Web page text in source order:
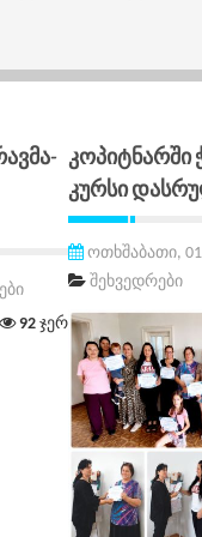
92 ჯერ
Კოპიტნარში
Კურსი
ოთხშაბათი,
შეხვედრები